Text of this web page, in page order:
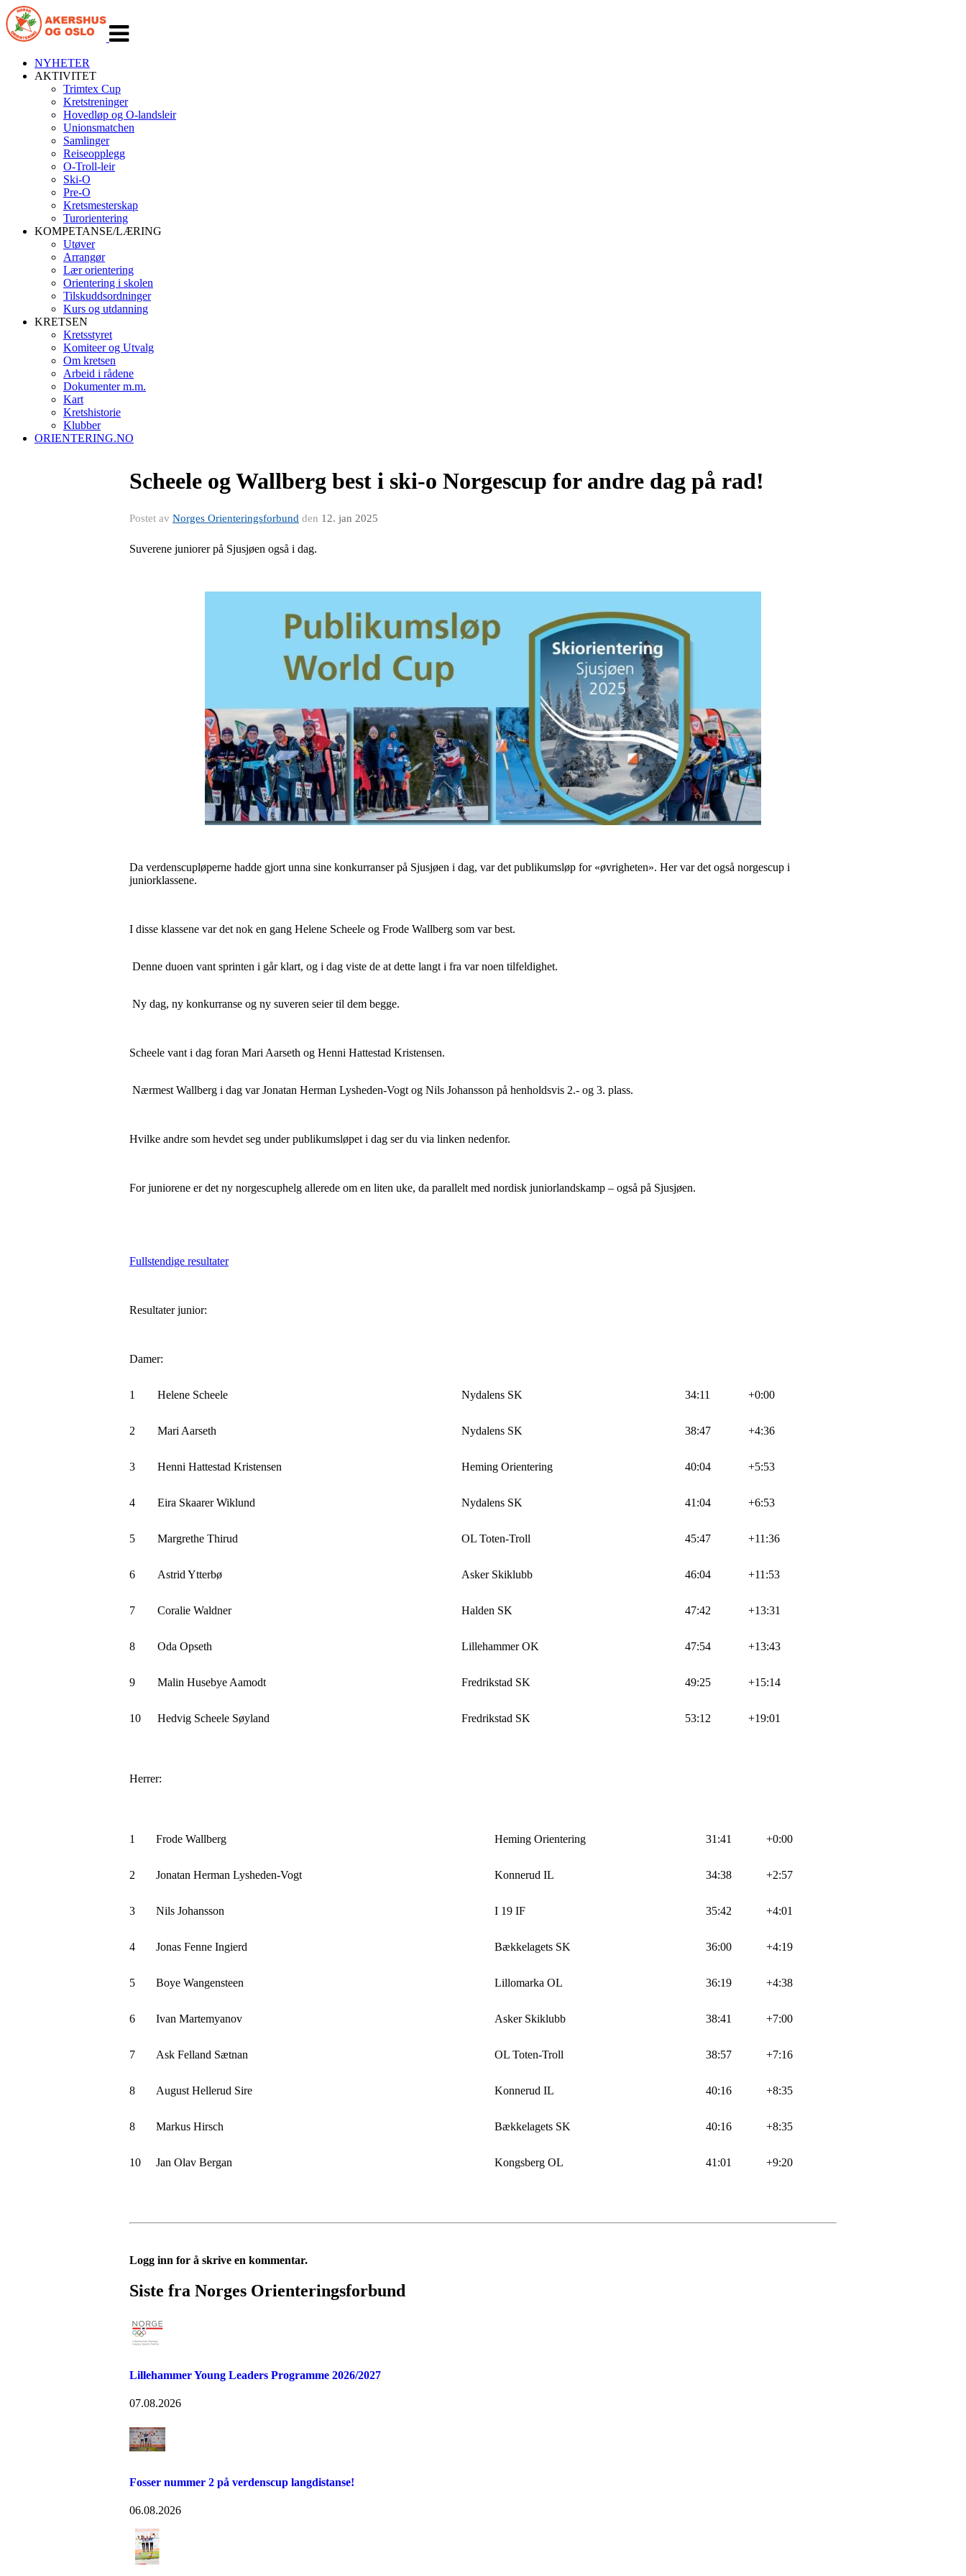
navigasjon
NYHETER
AKTIVITET
Trimtex Cup
Kretstreninger
Hovedløp og O-landsleir
Unionsmatchen
Samlinger
Reiseopplegg
O-Troll-leir
Ski-O
Pre-O
Kretsmesterskap
Turorientering
KOMPETANSE/LÆRING
Utøver
Arrangør
Lær orientering
Orientering i skolen
Tilskuddsordninger
Kurs og utdanning
KRETSEN
Kretsstyret
Komiteer og Utvalg
Om kretsen
Arbeid i rådene
Dokumenter m.m.
Kart
Kretshistorie
Klubber
ORIENTERING.NO
Scheele og Wallberg best i ski-o Norgescup for andre dag på rad!
Postet av Norges Orienteringsforbund den 12. jan 2025
Suverene juniorer på Sjusjøen også i dag.
Da verdenscupløperne hadde gjort unna sine konkurranser på Sjusjøen i dag, var det publikumsløp for «øvrigheten». Her var det også norgescup i
juniorklassene.
I disse klassene var det nok en gang Helene Scheele og Frode Wallberg som var best.
Denne duoen vant sprinten i går klart, og i dag viste de at dette langt i fra var noen tilfeldighet.
Ny dag, ny konkurranse og ny suveren seier til dem begge.
Scheele vant i dag foran Mari Aarseth og Henni Hattestad Kristensen.
Nærmest Wallberg i dag var Jonatan Herman Lysheden-Vogt og Nils Johansson på henholdsvis 2.- og 3. plass.
Hvilke andre som hevdet seg under publikumsløpet i dag ser du via linken nedenfor.
For juniorene er det ny norgescuphelg allerede om en liten uke, da parallelt med nordisk juniorlandskamp – også på Sjusjøen.
Fullstendige resultater
Resultater junior:
Damer:
1 Helene Scheele Nydalens SK 34:11 +0:00
2 Mari Aarseth Nydalens SK 38:47 +4:36
3 Henni Hattestad Kristensen Heming Orientering 40:04 +5:53
4 Eira Skaarer Wiklund Nydalens SK 41:04 +6:53
5 Margrethe Thirud OL Toten-Troll 45:47 +11:36
6 Astrid Ytterbø Asker Skiklubb 46:04 +11:53
7 Coralie Waldner Halden SK 47:42 +13:31
8 Oda Opseth Lillehammer OK 47:54 +13:43
9 Malin Husebye Aamodt Fredrikstad SK 49:25 +15:14
10 Hedvig Scheele Søyland Fredrikstad SK 53:12 +19:01
Herrer:
1 Frode Wallberg Heming Orientering 31:41 +0:00
2 Jonatan Herman Lysheden-Vogt Konnerud IL 34:38 +2:57
3 Nils Johansson I 19 IF 35:42 +4:01
4 Jonas Fenne Ingierd Bækkelagets SK 36:00 +4:19
5 Boye Wangensteen Lillomarka OL 36:19 +4:38
6 Ivan Martemyanov Asker Skiklubb 38:41 +7:00
7 Ask Felland Sætnan OL Toten-Troll 38:57 +7:16
8 August Hellerud Sire Konnerud IL 40:16 +8:35
8 Markus Hirsch Bækkelagets SK 40:16 +8:35
10 Jan Olav Bergan Kongsberg OL 41:01 +9:20
Logg inn for å skrive en kommentar.
Siste fra Norges Orienteringsforbund
Lillehammer Young Leaders Programme 2026/2027
07.08.2026
Fosser nummer 2 på verdenscup langdistanse!
06.08.2026